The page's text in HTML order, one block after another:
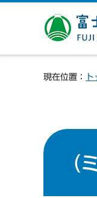
富士市
じまり
現在位置：
（